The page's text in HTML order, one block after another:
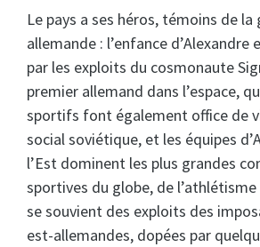
Le pays a ses héros, témoins de
allemande : l’enfance d’Alexandre
par les exploits du cosmonaute
premier allemand dans l’espace,
sportifs font également office de
social soviétique, et les équipes
l’Est dominent les plus grandes
sportives du globe, de
se souvient des exploits des
est-allemandes, dopées par